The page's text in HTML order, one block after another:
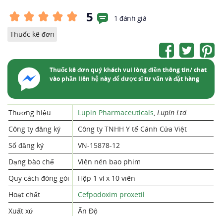
5
1 đánh giá
Thuốc kê đơn
Thuốc kê đơn quý khách vui lòng điền thông tin/ chat
vào phần liên hệ này để dược sĩ tư vấn và đặt hàng
Thương hiệu Lupin Pharmaceuticals, Lupin Ltd.
Công ty đăng ký
Công ty TNHH Y tế Cánh Cửa Việt
Số đăng ký
VN-15878-12
Dạng bào chế
Viên nén bao phim
Quy cách đóng gói
Hộp 1 vỉ x 10 viên
Hoạt chất
Cefpodoxim proxetil
Xuất xứ
Ấn Độ